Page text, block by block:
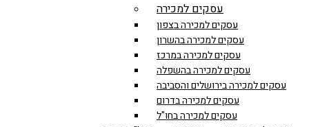
עסקים למכירה
עסקים למכירה בצפון
עסקים למכירה בהשרון
עסקים למכירה במרכז
עסקים למכירה בהשפלה
עסקים למכירה בירושלים והסביבה
עסקים למכירה בדרום
עסקים למכירה בחו"ל